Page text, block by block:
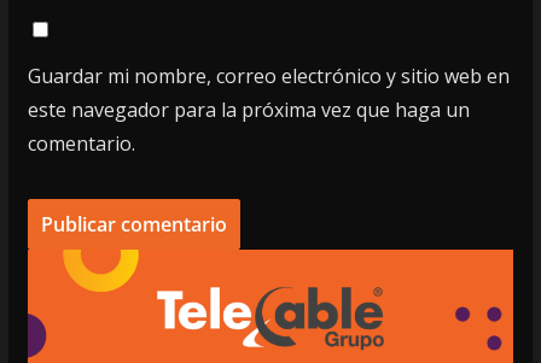
Guardar mi nombre, correo electrónico y sitio web en
este navegador para la próxima vez que haga un
comentario.